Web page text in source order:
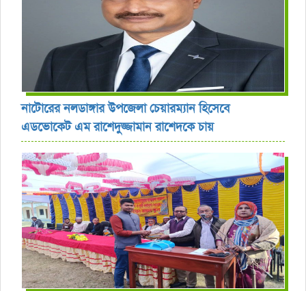
নাটোরের নলডাঙ্গার উপজেলা চেয়ারম্যান হিসেবে
এডভোকেট এম রাশেদুজ্জামান রাশেদকে চায়